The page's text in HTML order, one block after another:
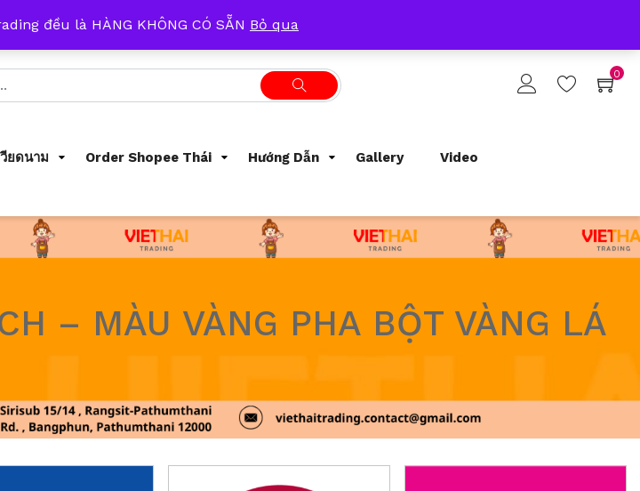
0
ยดนาม Order Shopee Thái Hướng Dẫn Gallery Video
– MÀU VÀNG PHA BỘT VÀNG LÁ
đều là HÀNG KHÔNG CÓ SẴN Bỏ qua